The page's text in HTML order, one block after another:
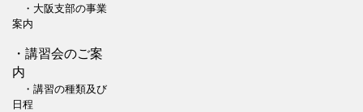
・大阪支部の事業
案内
・講習会のご案
内
・講習の種類及び
日程